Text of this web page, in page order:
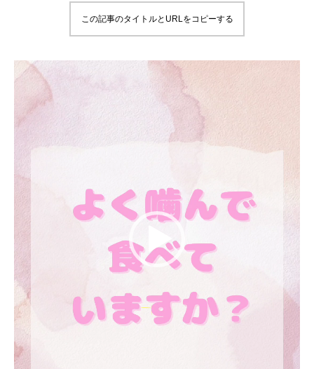
この記事のタイトルとURLをコピーする
画